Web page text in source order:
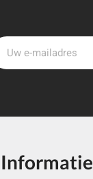
Informatie